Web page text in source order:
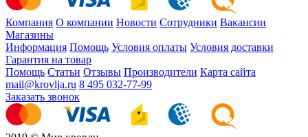
Компания О компании Новости Сотрудники Вакансии
Магазины
Информация Помощь Условия оплаты Условия доставки
Гарантия на товар
Помощь Статьи Отзывы Производители Карта сайта
mail@krovlja.ru 8 495 032-77-99
Заказать звонок